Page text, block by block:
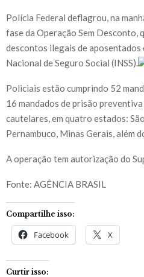
Polícia Federal deflagrou, na
fase da Operação Sem Desconto,
descontos ilegais de
Nacional de Seguro Social (INSS).
Policiais estão cumprindo 52
16 mandados de prisão
cautelares, em quatro estados:
Pernambuco, Minas Gerais, além
A operação tem autorização do
Fonte: AGÊNCIA BRASIL
Compartilhe isso:
Facebook X
Curtir isso: